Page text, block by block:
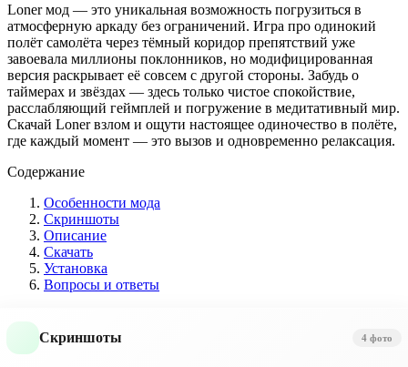
Loner мод — это уникальная возможность погрузиться в
атмосферную аркаду без ограничений. Игра про одинокий
полёт самолёта через тёмный коридор препятствий уже
завоевала миллионы поклонников, но модифицированная
версия раскрывает её совсем с другой стороны. Забудь о
таймерах и звёздах — здесь только чистое спокойствие,
расслабляющий геймплей и погружение в медитативный мир.
Скачай Loner взлом и ощути настоящее одиночество в полёте,
где каждый момент — это вызов и одновременно релаксация.
Содержание
Особенности мода
Скриншоты
Описание
Скачать
Установка
Вопросы и ответы
Скриншоты 4 фото